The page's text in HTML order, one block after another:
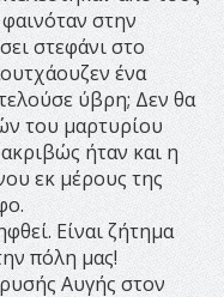
στην
στεφάνι στο
ένα
ύβρη; Δεν θα
του μαρτυρίου
ήταν και η
εκ μέρους της
Είναι ζήτημα
πόλη μας!
Αυγής στον